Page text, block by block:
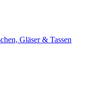
Gläser & Tassen